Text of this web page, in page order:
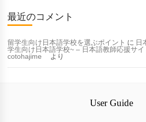
最近のコメント
留学生向け日本語学校を選ぶポイント に 日
学生向け日本語学校~ – 日本語教師応援サ
cotohajime
より
User Guide